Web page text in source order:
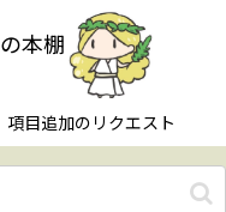
本棚
項目追加のリクエスト